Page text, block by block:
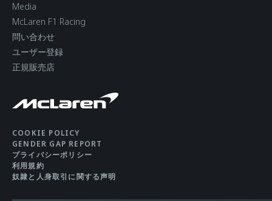
ホイールとブレーキ
ホイールサイズ
タイヤサイズ
Media
McLaren F1 Racing
問い合わせ
ユーザー登録
正規販売店
COOKIE POLICY
GENDER GAP REPORT
プライバシーポリシー
利用規約
奴隷と人身取引に関する声明